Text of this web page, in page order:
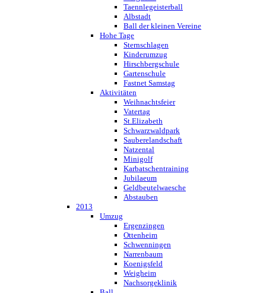
Taennlegeisterball
Albstadt
Ball der kleinen Vereine
Hohe Tage
Sternschlagen
Kinderumzug
Hirschbergschule
Gartenschule
Fastnet Samstag
Aktivitäten
Weihnachtsfeier
Vatertag
St.Elizabeth
Schwarzwaldpark
Sauberelandschaft
Natzental
Minigolf
Karbatschentraining
Jubilaeum
Geldbeutelwaesche
Abstauben
2013
Umzug
Ergenzingen
Ottenheim
Schwenningen
Narrenbaum
Koenigsfeld
Weigheim
Nachsorgeklinik